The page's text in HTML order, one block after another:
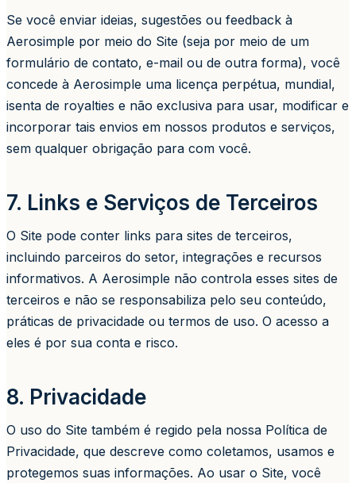
Se você enviar ideias, sugestões ou feedback à
Aerosimple por meio do Site (seja por meio de um
formulário de contato, e-mail ou de outra forma), você
concede à Aerosimple uma licença perpétua, mundial,
isenta de royalties e não exclusiva para usar, modificar e
incorporar tais envios em nossos produtos e serviços,
sem qualquer obrigação para com você.
7. Links e Serviços de Terceiros
O Site pode conter links para sites de terceiros,
incluindo parceiros do setor, integrações e recursos
informativos. A Aerosimple não controla esses sites de
terceiros e não se responsabiliza pelo seu conteúdo,
práticas de privacidade ou termos de uso. O acesso a
eles é por sua conta e risco.
8. Privacidade
O uso do Site também é regido pela nossa Política de
Privacidade, que descreve como coletamos, usamos e
protegemos suas informações. Ao usar o Site, você